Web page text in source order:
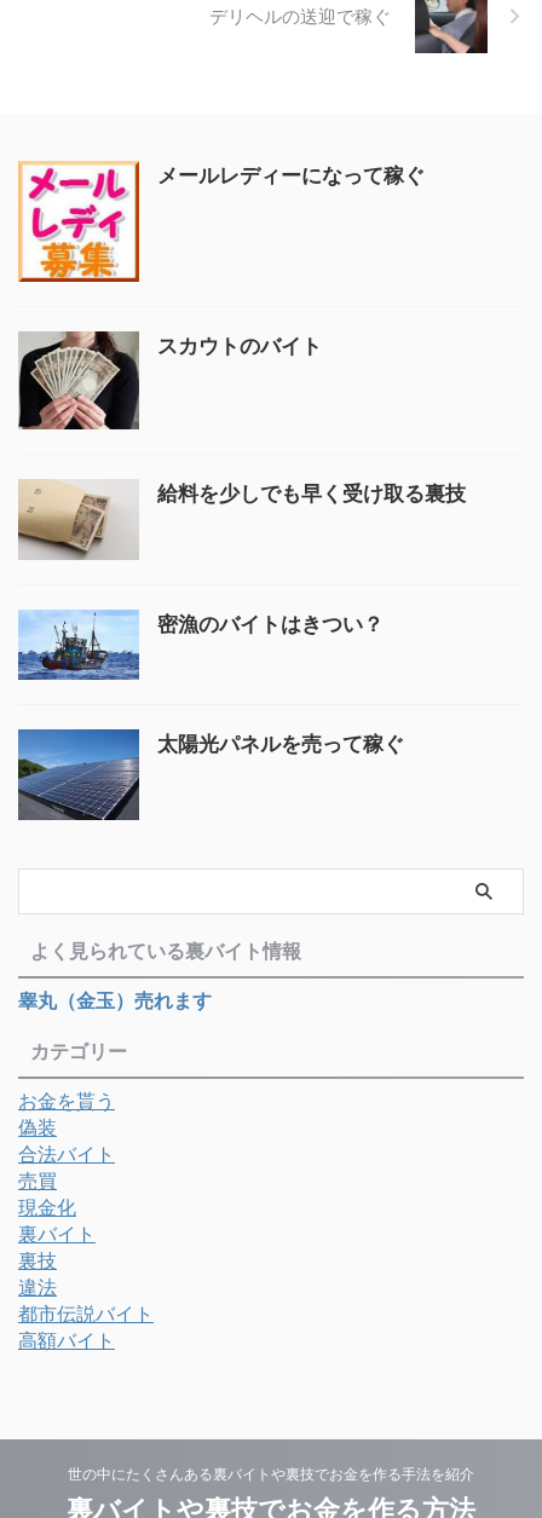
デリヘルの送迎で稼ぐ
メールレディーになって稼ぐ
スカウトのバイト
給料を少しでも早く受け取る裏技
密漁のバイトはきつい？
太陽光パネルを売って稼ぐ
よく見られている裏バイト情報
睾丸（金玉）売れます
カテゴリー
お金を貰う
偽装
合法バイト
売買
現金化
裏バイト
裏技
違法
都市伝説バイト
高額バイト
世の中にたくさんある裏バイトや裏技でお金を作る手法を紹介
裏バイトや裏技でお金を作る方法